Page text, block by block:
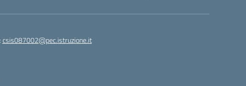
csis087002@pec.istruzione.it